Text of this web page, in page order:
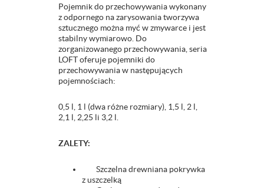
Pojemnik do przechowywania wykonany
z odpornego na zarysowania tworzywa
sztucznego można myć w zmywarce i jest
stabilny wymiarowo. Do
zorganizowanego przechowywania, seria
LOFT oferuje pojemniki do
przechowywania w następujących
pojemnościach:
0,5 l, 1 l (dwa różne rozmiary), 1,5 l, 2 l,
2,1 l, 2,25 li 3,2 l.
ZALETY:
Szczelna drewniana pokrywka
z uszczelką